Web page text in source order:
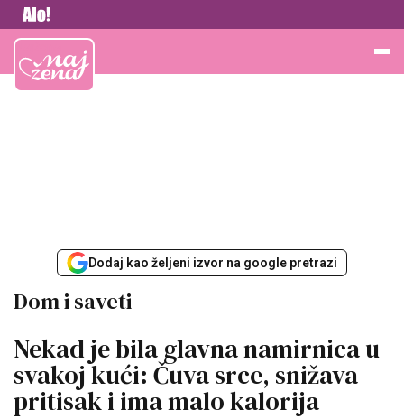
Vesti
Najžena
Dodaj kao željeni izvor na google pretrazi
Dom i saveti
Nekad je bila glavna namirnica u
svakoj kući: Čuva srce, snižava
pritisak i ima malo kalorija